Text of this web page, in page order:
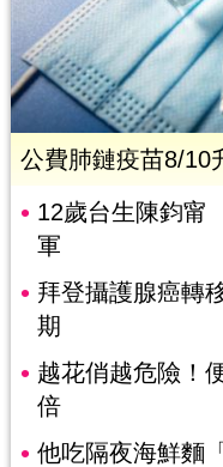
公費肺鏈疫苗8/10
12歲台生陳鈞
軍
拜登攝護腺癌轉
期
越花俏越危險！
倍
他吃隔夜海鮮麵